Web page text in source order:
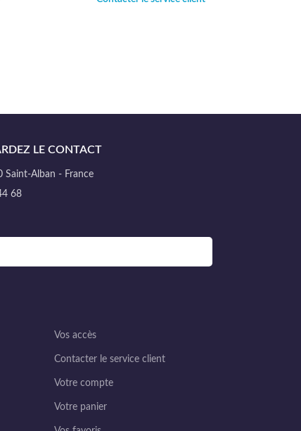
LE CONTACT
Saint-Alban - France
68
Vos accès
Contacter le service client
Votre compte
Votre panier